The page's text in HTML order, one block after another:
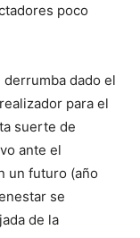
poco
dado el
para el
suerte de
ante el
un futuro (año
se
de la